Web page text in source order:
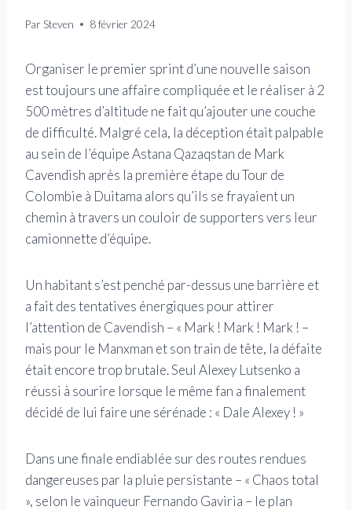
Par Steven 8 février 2024
Organiser le premier sprint d’une nouvelle saison
est toujours une affaire compliquée et le réaliser à 2
500 mètres d’altitude ne fait qu’ajouter une couche
de difficulté. Malgré cela, la déception était palpable
au sein de l’équipe Astana Qazaqstan de Mark
Cavendish après la première étape du Tour de
Colombie à Duitama alors qu’ils se frayaient un
chemin à travers un couloir de supporters vers leur
camionnette d’équipe.
Un habitant s’est penché par-dessus une barrière et
a fait des tentatives énergiques pour attirer
l’attention de Cavendish – « Mark ! Mark ! Mark ! –
mais pour le Manxman et son train de tête, la défaite
était encore trop brutale. Seul Alexey Lutsenko a
réussi à sourire lorsque le même fan a finalement
décidé de lui faire une sérénade : « Dale Alexey ! »
Dans une finale endiablée sur des routes rendues
dangereuses par la pluie persistante – « Chaos total
», selon le vainqueur Fernando Gaviria – le plan